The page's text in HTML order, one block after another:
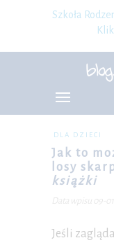
Szkoła
DLA DZIECI
Jak to
losy
książki
Data wpisu 09-01-
Jeśli